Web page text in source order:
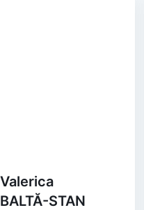
Valerica
BALTĂ-STAN